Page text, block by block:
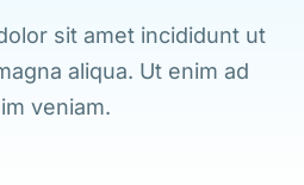
sit amet incididunt ut
aliqua. Ut enim ad
veniam.